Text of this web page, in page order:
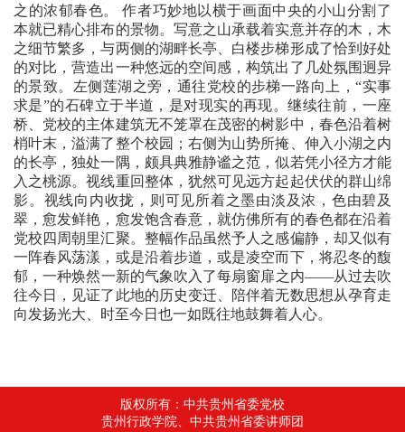
之的浓郁春色。 作者巧妙地以横于画面中央的小山分割了
本就已精心排布的景物。写意之山承载着实意并存的木，木
之细节繁多，与两侧的湖畔长亭、白楼步梯形成了恰到好处
的对比，营造出一种悠远的空间感，构筑出了几处氛围迥异
的景致。左侧莲湖之旁，通往党校的步梯一路向上，“实事
求是”的石碑立于半道，是对现实的再现。继续往前，一座
桥、党校的主体建筑无不笼罩在茂密的树影中，春色沿着树
梢叶末，溢满了整个校园；右侧为山势所掩、伸入小湖之内
的长亭，独处一隅，颇具典雅静谧之范，似若凭小径方才能
入之桃源。视线重回整体，犹然可见远方起起伏伏的群山绵
影。视线向内收拢，则可见所着之墨由淡及浓，色由碧及
翠，愈发鲜艳，愈发饱含春意，就仿佛所有的春色都在沿着
党校四周朝里汇聚。整幅作品虽然予人之感偏静，却又似有
一阵春风荡漾，或是沿着步道，或是凌空而下，将忍冬的馥
郁，一种焕然一新的气象吹入了每扇窗扉之内——从过去吹
往今日，见证了此地的历史变迁、陪伴着无数思想从孕育走
向发扬光大、时至今日也一如既往地鼓舞着人心。
版权所有：中共贵州省委党校
贵州行政学院、中共贵州省委讲师团